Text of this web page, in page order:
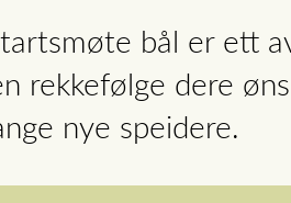
bål er ett
rekkefølge dere
nye speidere.